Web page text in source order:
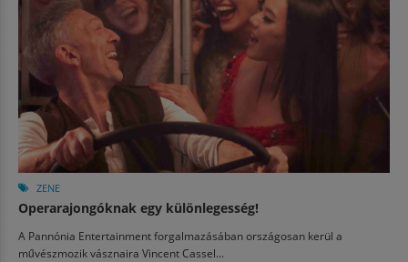
ZENE
Operarajongóknak egy különlegesség!
A Pannónia Entertainment forgalmazásában országosan kerül a
művészmozik vásznaira Vincent Cassel...